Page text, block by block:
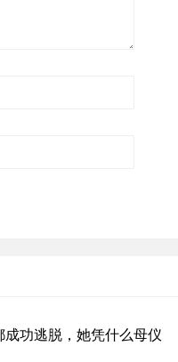
功逃脱，她凭什么母仪